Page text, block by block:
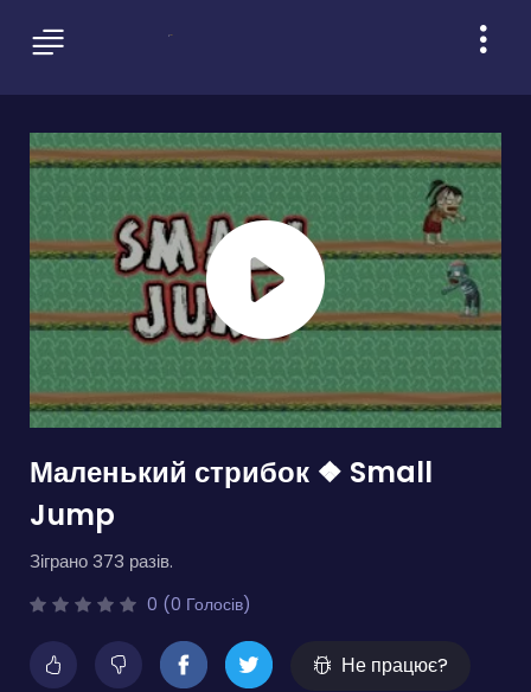
Маленький стрибок ❖ Small
Jump
Зіграно 373 разів.
0 (0 Голосів)
Не працює?